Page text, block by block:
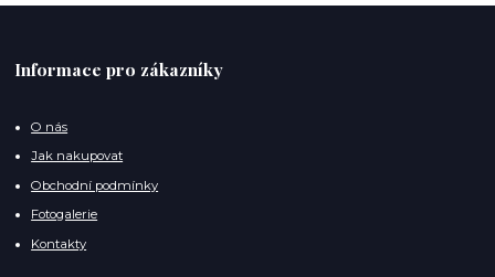
Informace pro zákazníky
O nás
Jak nakupovat
Obchodní podmínky
Fotogalerie
Kontakty